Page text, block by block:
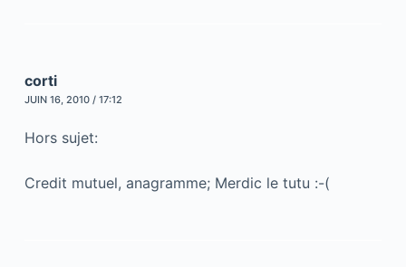
corti
JUIN 16, 2010 / 17:12
Hors sujet:
Credit mutuel, anagramme; Merdic le tutu :-(